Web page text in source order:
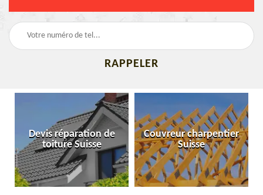
Devis réparation de
toiture Suisse
Couvreur charpentier
Suisse